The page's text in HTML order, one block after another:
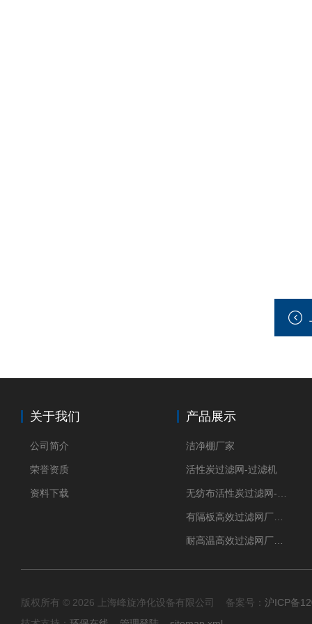
关于我们
公司简介
荣誉资质
资料下载
产品展示
洁净棚厂家
活性炭过滤网-过滤机
版权所有 © 2026 上海峰旋净化设备有限公司 备案号： 沪ICP备